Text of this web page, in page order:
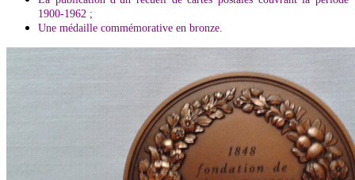
1900-1962 ;
Une médaille commémorative en bronze.